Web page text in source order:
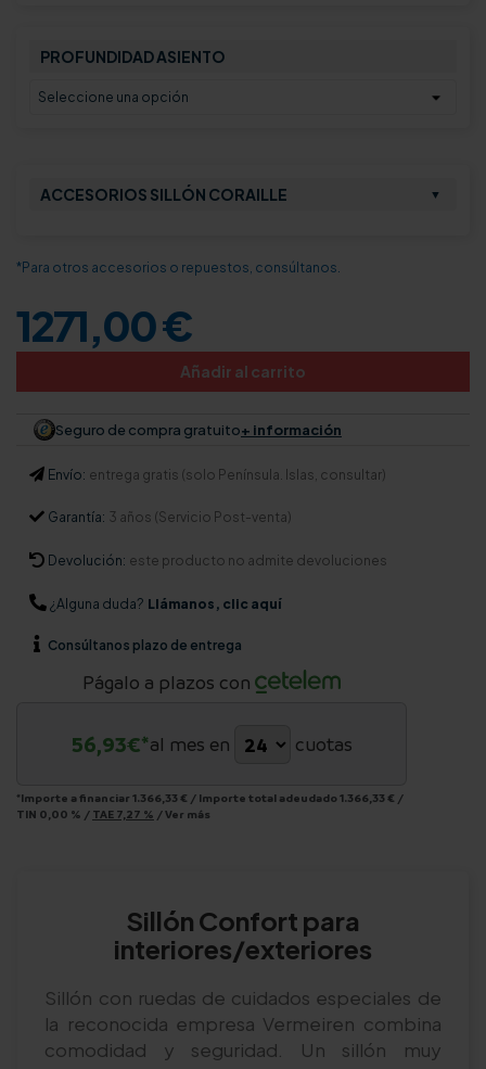
PROFUNDIDAD ASIENTO
ACCESORIOS SILLÓN CORAILLE ▼
*Para otros accesorios o repuestos, consúltanos.
1271,00 €
Añadir al carrito
Seguro de compra gratuito+ información
Envío: entrega gratis (solo Península. Islas, consultar)
Garantía: 3 años (Servicio Post-venta)
Devolución: este producto no admite devoluciones
¿Alguna duda? Llámanos, clic aquí
Consúltanos plazo de entrega
Págalo a plazos con
56,93€*al mes en cuotas
*Importe a financiar 1.366,33 € / Importe total adeudado1.366,33 € /
TIN 0,00 % / TAE 7,27 % /Ver más
Sillón Confort para
interiores/exteriores
Sillón con ruedas de cuidados especiales de
la reconocida empresa Vermeiren combina
comodidad y seguridad. Un sillón muy